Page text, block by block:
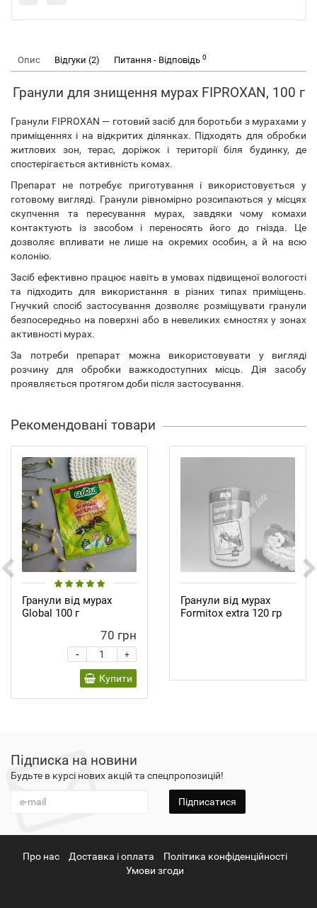
Опис Відгуки (2) Питання - Відповідь 0
Гранули для знищення мурах FIPROXAN, 100 г
Гранули FIPROXAN — готовий засіб для боротьби з мурахами у
приміщеннях і на відкритих ділянках. Підходять для обробки
житлових зон, терас, доріжок і території біля будинку, де
спостерігається активність комах.
Препарат не потребує приготування і використовується у
готовому вигляді. Гранули рівномірно розсипаються у місцях
скупчення та пересування мурах, завдяки чому комахи
контактують із засобом і переносять його до гнізда. Це
дозволяє впливати не лише на окремих особин, а й на всю
колонію.
Засіб ефективно працює навіть в умовах підвищеної вологості
та підходить для використання в різних типах приміщень.
Гнучкий спосіб застосування дозволяє розміщувати гранули
безпосередньо на поверхні або в невеликих ємностях у зонах
активності мурах.
За потреби препарат можна використовувати у вигляді
розчину для обробки важкодоступних місць. Дія засобу
проявляється протягом доби після застосування.
Рекомендовані товари
Гранули від мурах
Global 100 г
70 грн
+
-
Купити
Гранули від мурах
Formitox extra 120 гр
Підписка на новини
Будьте в курсі нових акцій та спецпропозицій!
Підписатися
Про нас Доставка і оплата
Політика конфіденційності
Умови згоди